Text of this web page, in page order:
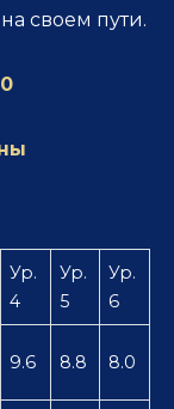
своем пути.
Ур.
4
Ур.
5
Ур.
6
9.6 8.8 8.0